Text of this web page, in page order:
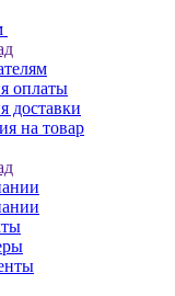
оплаты
доставки
на товар